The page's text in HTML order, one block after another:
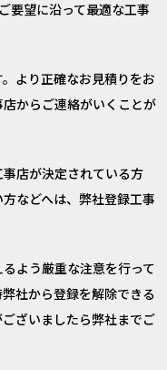
要望に沿って最適な工事
より正確なお見積りをお
からご連絡がいくことが
店が決定されている方
などへは、弊社登録工事
よう厳重な注意を行って
社から登録を解除できる
ざいましたら弊社までご